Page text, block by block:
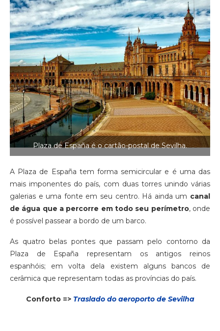
Plaza de España é o cartão-postal de Sevilha.
A Plaza de España tem forma semicircular e é uma das
mais imponentes do país, com duas torres unindo várias
galerias e uma fonte em seu centro. Há ainda um canal
de água que a percorre em todo seu perímetro, onde
é possível passear a bordo de um barco.
As quatro belas pontes que passam pelo contorno da
Plaza de España representam os antigos reinos
espanhóis; em volta dela existem alguns bancos de
cerâmica que representam todas as províncias do país.
Conforto => Traslado do aeroporto de Sevilha